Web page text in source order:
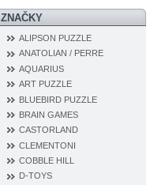
ZNAČKY
ALIPSON PUZZLE
ANATOLIAN / PERRE
AQUARIUS
ART PUZZLE
BLUEBIRD PUZZLE
BRAIN GAMES
CASTORLAND
CLEMENTONI
COBBLE HILL
D‐TOYS